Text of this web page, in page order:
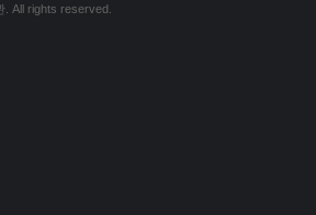
All rights reserved.